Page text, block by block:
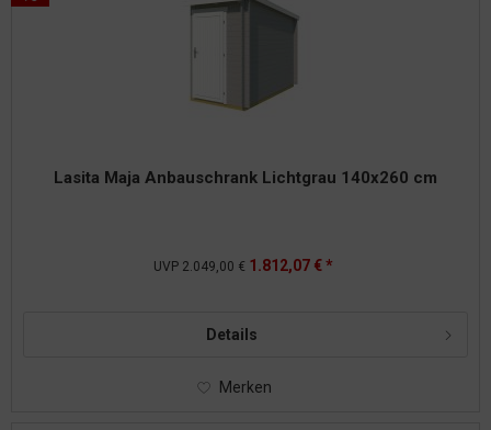
Lasita Maja Anbauschrank Lichtgrau 140x260 cm
UVP 2.049,00 € 1.812,07 € *
Details
Merken